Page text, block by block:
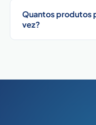
Quantos produtos
vez?